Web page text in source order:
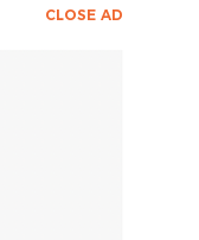
CLOSE AD